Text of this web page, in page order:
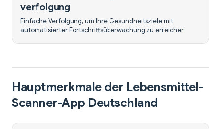
verfolgung
Einfache Verfolgung, um Ihre Gesundheitsziele mit
automatisierter Fortschrittsüberwachung zu erreichen
Hauptmerkmale der Lebensmittel-
Scanner-App Deutschland